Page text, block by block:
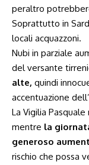
peraltro
Soprattutto in
locali acquazzoni.
Nubi in parziale
del versante
alte, quindi
accentuazione
La Vigilia
mentre la
generoso
rischio che possa